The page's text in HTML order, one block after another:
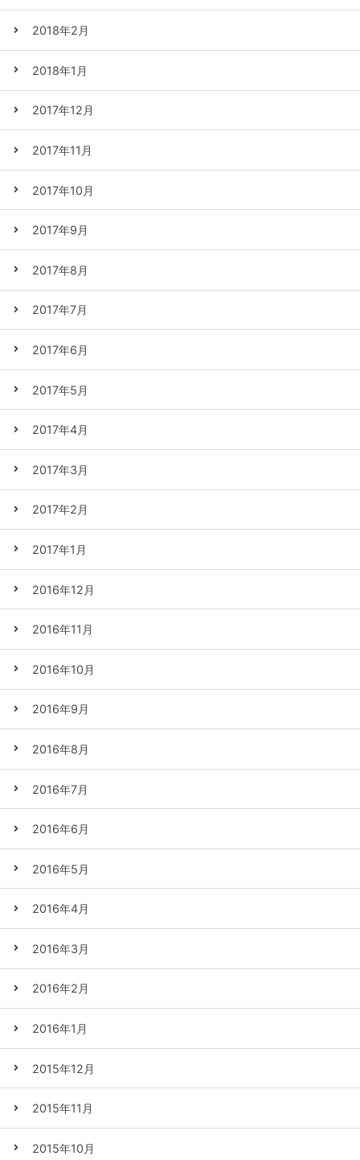
2018年2月
2018年1月
2017年12月
2017年11月
2017年10月
2017年9月
2017年8月
2017年7月
2017年6月
2017年5月
2017年4月
2017年3月
2017年2月
2017年1月
2016年12月
2016年11月
2016年10月
2016年9月
2016年8月
2016年7月
2016年6月
2016年5月
2016年4月
2016年3月
2016年2月
2016年1月
2015年12月
2015年11月
2015年10月